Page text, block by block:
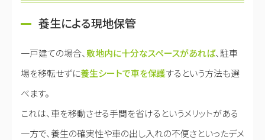
養生による現地保管
一戸建ての場合、 敷地内に十分なスペースがあれば、駐車
場を移転せずに養生シートで車を保護するという方法も選
べます。
これは、車を移動させる手間を省けるというメリットがある
一方で、養生の確実性や車の出し入れの不便さといったデメ